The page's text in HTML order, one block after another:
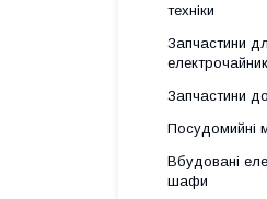
техніки
Запчастини
Запчастини
Посудомийні
Вбудовані
шафи